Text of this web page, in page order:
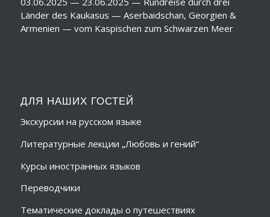
Länder des Kaukasus — Aserbaidschan, Georgien &
Armenien — vom Kaspischen zum Schwarzen Meer
ДЛЯ НАШИХ ГОСТЕЙ
Экскурсии на русском языке
Литературные лекции „Любовь и гений“
Курсы иностранных языков
Переводчики
Тематические доклады о путешествиях